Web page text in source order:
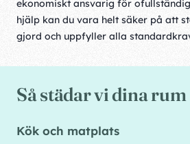
ekonomiskt ansvarig för
hjälp kan du vara helt säker på att
gjord och uppfyller alla
Så städar vi dina rum
Kök och matplats